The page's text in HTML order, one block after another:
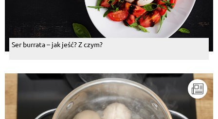
Ser burrata – jak jeść? Z czym?